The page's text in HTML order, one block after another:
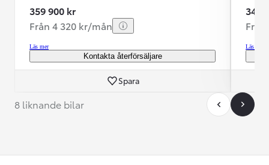
359 900 kr
Från 4 320 kr/mån
Läs mer
Kontakta återförsäljare
Spara
349
Läs mer
8 liknande bilar